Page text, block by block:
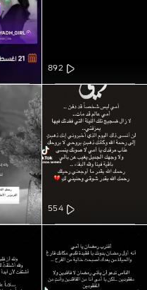
892
554